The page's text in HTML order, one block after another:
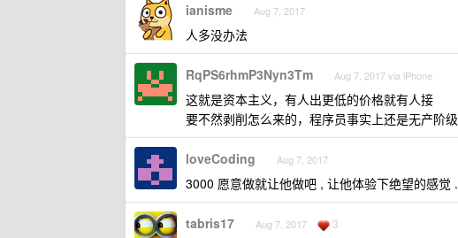
ianisme Aug 7, 2017
人多没办法
RqPS6rhmP3Nyn3Tm Aug 7, 2017 via iPhone
这就是资本主义，有人出更低的价格就有人接
要不然剥削怎么来的，程序员事实上还是无产阶级
loveCoding Aug 7, 2017
3000 愿意做就让他做吧 , 让他体验下绝望的感觉 .
tabris17 Aug 7, 2017 3